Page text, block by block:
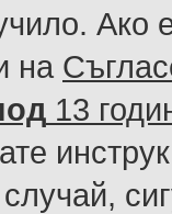
Ако
на
13